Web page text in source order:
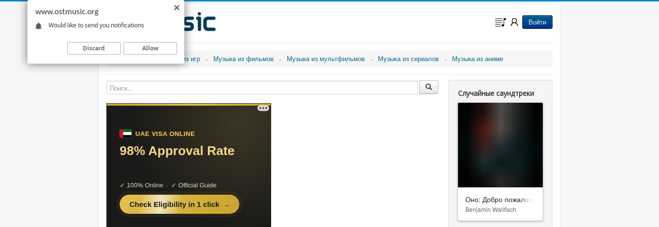
Войти
Музыка из игр Музыка из фильмов Музыка из мультфильмов Музыка из сериалов Музыка из аниме
Случайные саундтреки
Оно: Добро пожаловать в Дерри
Benjamin Wallfisch
www.ostmusic.org
Would like to send you notifications
Discard Allow